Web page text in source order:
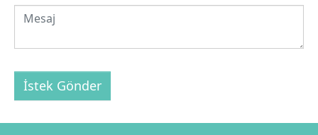
İstek Gönder